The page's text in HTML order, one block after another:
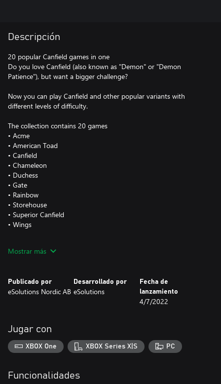
Descripción
20 popular Canfield games in one
Do you love Canfield (also known as "Demon" or "Demon
Patience"), but want a bigger challenge?
Now you can play Canfield and other popular variants with
different levels of difficulty.
The collection contains 20 games
• Acme
• American Toad
• Canfield
• Chameleon
• Duchess
• Gate
• Rainbow
• Storehouse
• Superior Canfield
• Wings
Mostrar más
Publicado por
eSolutions Nordic AB
Desarrollado por
eSolutions
Fecha de
lanzamiento
4/7/2022
Jugar con
XBOX One XBOX Series X|S PC
Funcionalidades